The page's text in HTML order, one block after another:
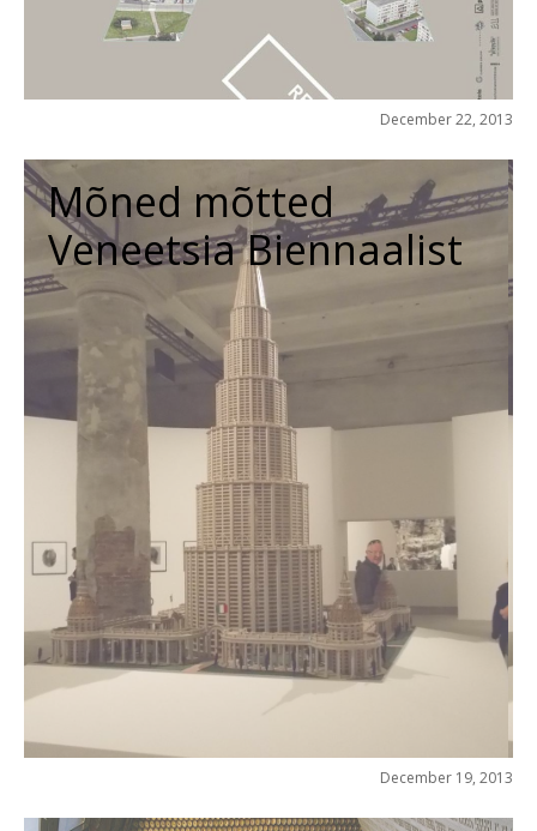
December 22, 2013
Mõned mõtted
Veneetsia Biennaalist
December 19, 2013